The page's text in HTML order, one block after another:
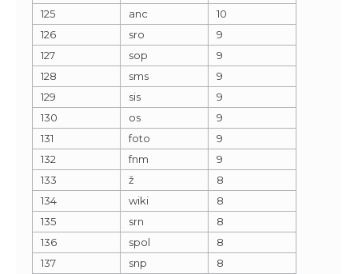
125
anc
10
126
sro
9
127
sop
9
128
sms
9
129
sis
9
130
os
9
131
foto
9
132
fnm
9
133
ž
8
134
wiki
8
135
srn
8
136
spol
8
137
snp
8